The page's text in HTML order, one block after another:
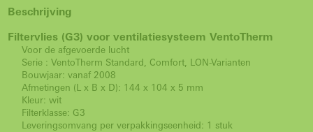
Beschrijving
Filtervlies (G3) voor ventilatiesysteem VentoTherm
Voor de afgevoerde lucht
Serie : VentoTherm Standard, Comfort, LON-Varianten
Bouwjaar: vanaf 2008
Afmetingen (L x B x D): 144 x 104 x 5 mm
Kleur: wit
Filterklasse: G3
Leveringsomvang per verpakkingseenheid: 1 stuk